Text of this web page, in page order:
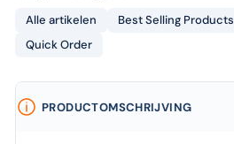
Alle artikelen Best Selling Products
Quick Order
PRODUCTOMSCHRIJVING